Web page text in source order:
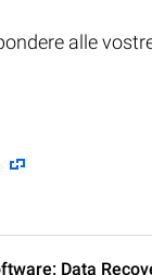
alle
Data